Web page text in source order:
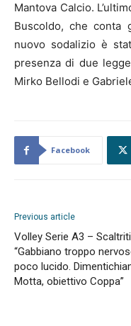
Mantova Calcio.
Buscoldo, che
nuovo sodalizio è
presenza di due
Mirko Bellodi e
Facebook
Previous article
Volley Serie A3 –
“Gabbiano troppo
poco lucido.
Motta, obiettivo Coppa”